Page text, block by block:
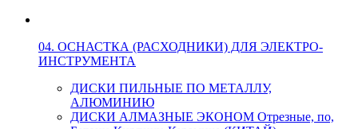
04. ОСНАСТКА (РАСХОДНИКИ) ДЛЯ ЭЛЕКТРО-
ИНСТРУМЕНТА
ДИСКИ ПИЛЬНЫЕ ПО МЕТАЛЛУ,
АЛЮМИНИЮ
ДИСКИ АЛМАЗНЫЕ ЭКОНОМ Отрезные, по,